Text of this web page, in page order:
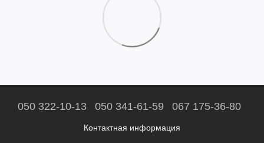
050 322-10-13 050 341-61-59 067 175-36-80
Контактная информация